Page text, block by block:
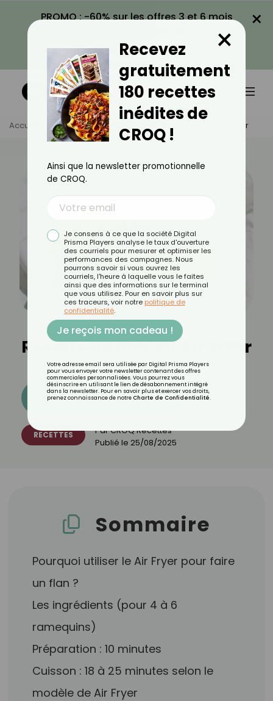
PROMO : -60% sur les offres 3 et 6 mois
VOIR LA PROMO
×
Accueil Actus Recettes Recette De Flan Au Air Fryer
Recette de flan au Air Fryer
Découvrez les 11 menus CROQ
RECETTES ParCROQ Recettes
Publié le 25/08/2025
Sommaire
Pourquoi utiliser le Air Fryer pour faire
un flan ?
Les ingrédients (pour 4 à 6
ramequins)
Préparation : 10 minutes
Cuisson : 18 à 25 minutes selon le
modèle de Air Fryer
Recevez
gratuitement
180 recettes
inédites de
CROQ !
×
Ainsi que la newsletter promotionnelle
de CROQ.
Je consens à ce que la société Digital
Prisma Players analyse le taux d'ouverture
des courriels pour mesurer et optimiser les
performances des campagnes. Nous
pourrons savoir si vous ouvrez les
courriels, l'heure à laquelle vous le faites
ainsi que des informations sur le terminal
que vous utilisez. Pour en savoir plus sur
ces traceurs, voir notre politique de
confidentialité.
Je reçois mon cadeau !
Votre adresse email sera utilisée par Digital Prisma Players
pour vous envoyer votre newsletter contenant des offres
commerciales personnalisées. Vous pourrez vous
désinscrire en utilisant le lien de désabonnement intégré
dans la newsletter. Pour en savoir plus et exercer vos droits,
prenez connaissance de notre Charte de Confidentialité.